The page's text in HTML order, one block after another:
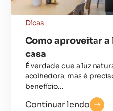
Dicas
Como aproveitar a
casa
É verdade que a luz
acolhedora, mas é
benefício...
Continuar lendo